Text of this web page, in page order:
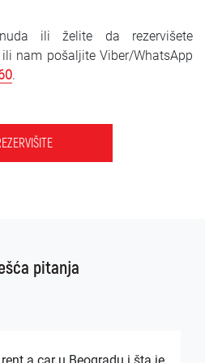
ili želite da rezervišete
nam pošaljite Viber/WhatsApp
.
pitanja